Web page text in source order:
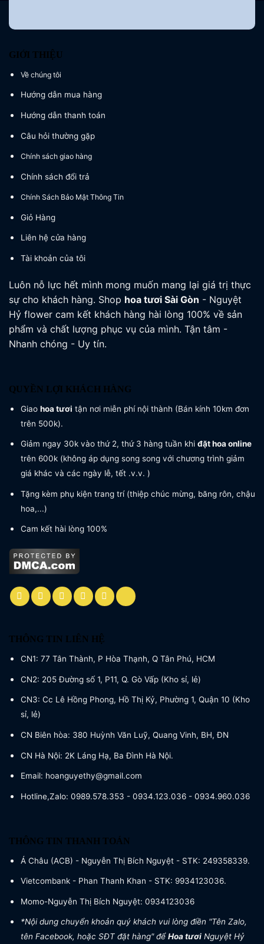
GIỚI THIỆU
Về chúng tôi
Hướng dẫn mua hàng
Hướng dẫn thanh toán
Câu hỏi thường gặp
Chính sách giao hàng
Chính sách đổi trả
Chính Sách Bảo Mật Thông Tin
Giỏ Hàng
Liên hệ cửa hàng
Tài khoản của tôi
Luôn nỗ lực hết mình mong muốn mang lại giá trị thực
sự cho khách hàng. Shop hoa tươi Sài Gòn - Nguyệt
Hỷ flower cam kết khách hàng hài lòng 100% về sản
phẩm và chất lượng phục vụ của mình. Tận tâm -
Nhanh chóng - Uy tín.
QUYỀN LỢI KHÁCH HÀNG
Giao hoa tươi tận nơi miễn phí nội thành (Bán kính 10km đơn
trên 500k).
Giảm ngay 30k vào thứ 2, thứ 3 hàng tuần khi đặt hoa online
trên 600k (không áp dụng song song với chương trình giảm
giá khác và các ngày lễ, tết .v.v. )
Tặng kèm phụ kiện trang trí (thiệp chúc mừng, băng rôn, chậu
hoa,...)
Cam kết hài lòng 100%
THÔNG TIN LIÊN HỆ
CN1: 77 Tân Thành, P Hòa Thạnh, Q Tân Phú, HCM
CN2: 205 Đường số 1, P11, Q. Gò Vấp (Kho sỉ, lẻ)
CN3: Cc Lê Hồng Phong, Hồ Thị Kỷ, Phường 1, Quận 10 (Kho
sỉ, lẻ)
CN Biên hòa: 380 Huỳnh Văn Luỹ, Quang Vinh, BH, ĐN
CN Hà Nội: 2K Láng Hạ, Ba Đình Hà Nội.
Email: hoanguyethy@gmail.com
Hotline,Zalo: 0989.578.353 - 0934.123.036 - 0934.960.036
THÔNG TIN THANH TOÁN
Á Châu (ACB) - Nguyễn Thị Bích Nguyệt - STK: 249358339.
Vietcombank - Phan Thanh Khan - STK: 9934123036.
Momo-Nguyễn Thị Bích Nguyệt: 0934123036
*Nội dung chuyển khoản quý khách vui lòng điền "Tên Zalo,
tên Facebook, hoặc SĐT đặt hàng" đểHoa tươi Nguyệt Hỷ